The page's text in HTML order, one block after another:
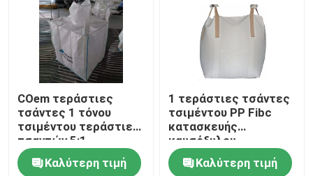
COem τεράστιες
τσάντες 1 τόνου
τσιμέντου τεράστιες
τσαντών 5:1
κονιάματος Virgin PP
σκονώνΚαλύτερη τιμή
1 τεράστιες τσάντες
τσιμέντου PP Fibc
κατασκευής
καυσόξυλου
πλαστικών τσαντών
τόνουΚαλύτερη τιμή